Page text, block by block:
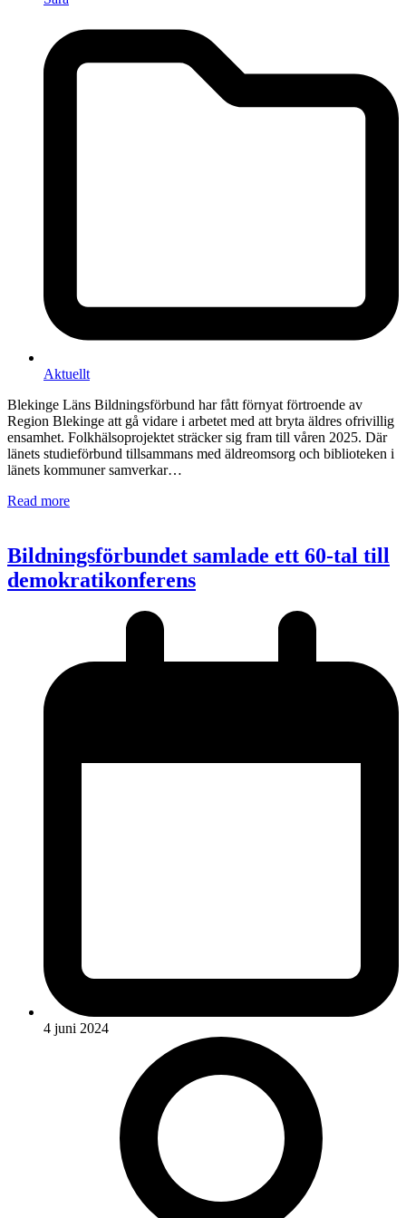
Aktuellt
Blekinge Läns Bildningsförbund har fått förnyat förtroende av
Region Blekinge att gå vidare i arbetet med att bryta äldres ofrivillig
ensamhet. Folkhälsoprojektet sträcker sig fram till våren 2025. Där
länets studieförbund tillsammans med äldreomsorg och biblioteken i
länets kommuner samverkar…
Read more
Bildningsförbundet samlade ett 60-tal till
demokratikonferens
4 juni 2024